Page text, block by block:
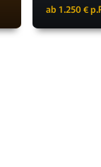
ab 1.250 €